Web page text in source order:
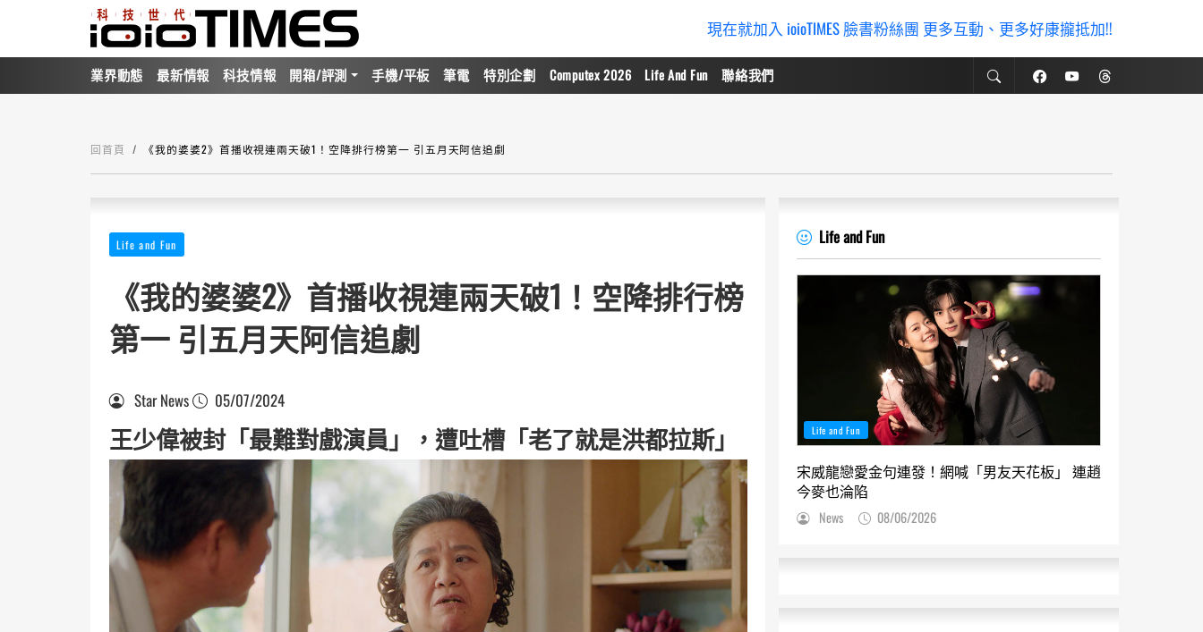
現在就加入 ioioTIMES 臉書粉絲團 更多互動、更多好康攏抵加!!
業界動態 最新情報 科技情報 開箱/評測 手機/平板 筆電 特別企劃 Computex 2026 Life And Fun 聯絡我們
回首頁 《我的婆婆2》首播收視連兩天破1！空降排行榜第一 引五月天阿信追劇
Life and Fun
《我的婆婆2》首播收視連兩天破1！空降排行榜
第一 引五月天阿信追劇
Star News 05/07/2024
王少偉被封「最難對戲演員」，遭吐槽「老了就是洪都拉斯」
Life and Fun
Life and Fun
宋威龍戀愛金句連發！網喊「男友天花板」 連趙
今麥也淪陷
News 08/06/2026